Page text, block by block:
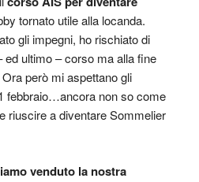
tornato utile alla locanda.
gli impegni, ho rischiato di
ed ultimo – corso ma alla fine
però mi aspettano gli
febbraio…ancora non so come
riuscire a diventare Sommelier
venduto la nostra